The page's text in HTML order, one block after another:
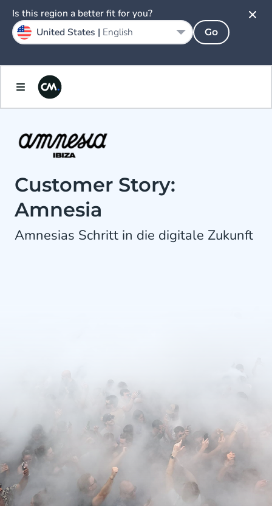
Customer Story:
Amnesia
Amnesias Schritt in die digitale Zukunft
Is this region a better fit for you?
United States | English Go